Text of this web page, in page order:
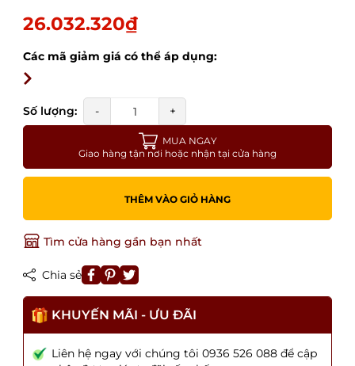
26.032.320₫
Các mã giảm giá có thể áp dụng:
Số lượng: - +
MUA NGAY
Giao hàng tận nơi hoặc nhận tại cửa hàng
THÊM VÀO GIỎ HÀNG
Tìm cửa hàng gần bạn nhất
Chia sẻ
KHUYẾN MÃI - ƯU ĐÃI
Liên hệ ngay với chúng tôi 0936 526 088 để cập